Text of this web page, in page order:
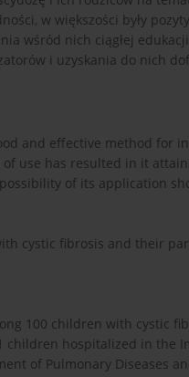
w większości były
wśród nich ciągłej
i uzyskania do nich
and effective method for
of use has resulted in it
of its application
cystic fibrosis and their
100 children with cystic
hospitalized in the
of Pulmonary Diseases